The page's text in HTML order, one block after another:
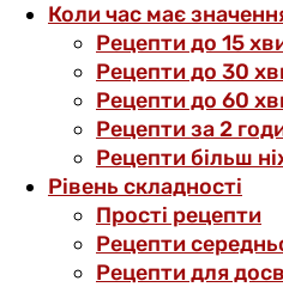
Коли час має
Рецепти до 15
Рецепти до 30
Рецепти до 60
Рецепти за 2
Рецепти більш
Рівень складності
Прості рецепти
Рецепти
Рецепти для